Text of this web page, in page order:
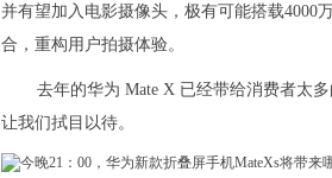
并有望加入电影摄像头，极有可能搭载4000
合，重构用户拍摄体验。
去年的华为 Mate X 已经带给消费者太
让我们拭目以待。